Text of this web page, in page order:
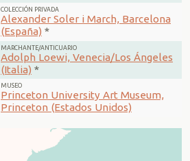
COLECCIÓN PRIVADA
Alexander Soler i March, Barcelona
(España) *
MARCHANTE/ANTICUARIO
Adolph Loewi, Venecia/Los Ángeles
(Italia) *
MUSEO
Princeton University Art Museum,
Princeton (Estados Unidos)